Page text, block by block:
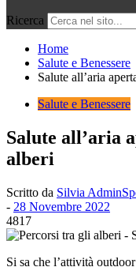
Ricerca
Home
Salute e Benessere
Salute all’aria
Salute e Benessere
Salute all’aria
alberi
Scritto da Silvia
- 28 Novembre 2022
4817
Si sa che l’attività